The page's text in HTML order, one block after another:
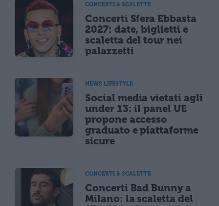
CONCERTI & SCALETTE
Concerti Sfera Ebbasta
2027: date, biglietti e
scaletta del tour nei
palazzetti
NEWS LIFESTYLE
Social media vietati agli
under 13: il panel UE
propone accesso
graduato e piattaforme
sicure
CONCERTI & SCALETTE
Concerti Bad Bunny a
Milano: la scaletta del